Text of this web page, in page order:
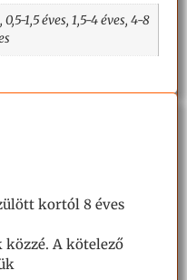
0,5-1,5 éves, 1,5-4 éves, 4-8
kortól 8 éves
közzé. A kötelező